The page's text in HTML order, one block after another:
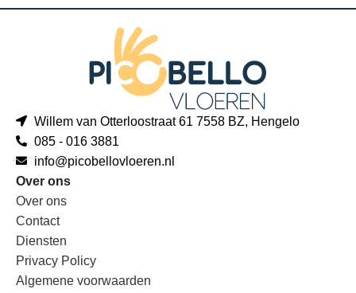
Willem van Otterloostraat 61 7558 BZ, Hengelo
085 - 016 3881
info@picobellovloeren.nl
Over ons
Over ons
Contact
Diensten
Privacy Policy
Algemene voorwaarden